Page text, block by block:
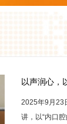
以声润心，
2025年9月23
讲，以“内口